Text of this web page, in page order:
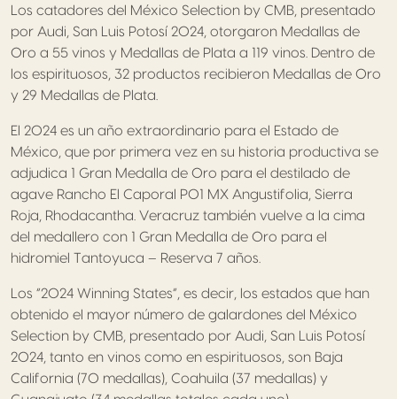
Los catadores del México Selection by CMB, presentado
por Audi, San Luis Potosí 2024, otorgaron Medallas de
Oro a 55 vinos y Medallas de Plata a 119 vinos. Dentro de
los espirituosos, 32 productos recibieron Medallas de Oro
y 29 Medallas de Plata.
El 2024 es un año extraordinario para el Estado de
México, que por primera vez en su historia productiva se
adjudica 1 Gran Medalla de Oro para el destilado de
agave Rancho El Caporal P01 MX Angustifolia, Sierra
Roja, Rhodacantha. Veracruz también vuelve a la cima
del medallero con 1 Gran Medalla de Oro para el
hidromiel Tantoyuca – Reserva 7 años.
Los “2024 Winning States”, es decir, los estados que han
obtenido el mayor número de galardones del México
Selection by CMB, presentado por Audi, San Luis Potosí
2024, tanto en vinos como en espirituosos, son Baja
California (70 medallas), Coahuila (37 medallas) y